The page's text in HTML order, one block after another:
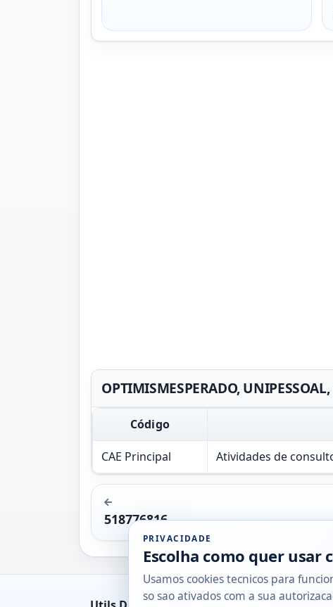
OPTIMISMESPERADO,
Código
CAE Principal Atividades de
518776816
PRIVACIDADE
Escolha como quer usar
Usamos cookies tecnicos para
so sao ativados com a sua